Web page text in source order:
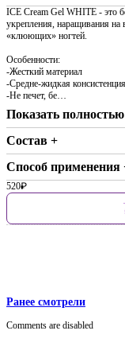
ICE Cream Gel WHITE - это
укрепления, наращивания
«клюющих» ногтей.
Особенности:
-Жесткий материал
-Средне-жидкая
-Не печет, бе…
Показать
Состав +
Способ применения
520₽
Ранее смотрели
Comments are disabled